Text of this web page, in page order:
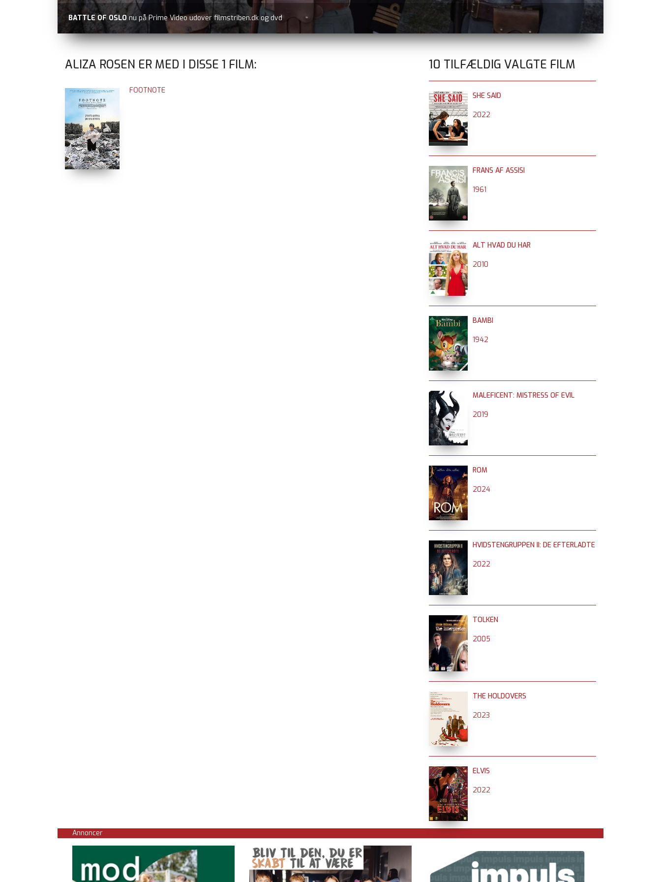
BATTLE OF OSLO nu på Prime Video udover filmstriben.dk og dvd
ALIZA ROSEN ER MED I DISSE 1 FILM:
FOOTNOTE
10 TILFÆLDIG VALGTE FILM
SHE SAID
2022
FRANS AF ASSISI
1961
ALT HVAD DU HAR
2010
BAMBI
1942
MALEFICENT: MISTRESS OF EVIL
2019
ROM
2024
HVIDSTENGRUPPEN II: DE EFTERLADTE
2022
TOLKEN
2005
THE HOLDOVERS
2023
ELVIS
2022
Annoncer